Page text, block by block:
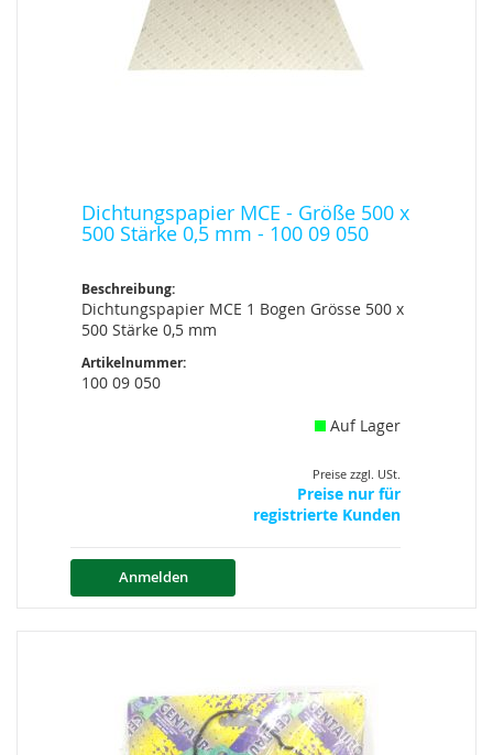
Dichtungspapier MCE - Größe 500 x
500 Stärke 0,5 mm - 100 09 050
Beschreibung:
Dichtungspapier MCE 1 Bogen Grösse 500 x
500 Stärke 0,5 mm
Artikelnummer:
100 09 050
Auf Lager
Preise zzgl. USt.
Preise nur für
registrierte Kunden
Anmelden